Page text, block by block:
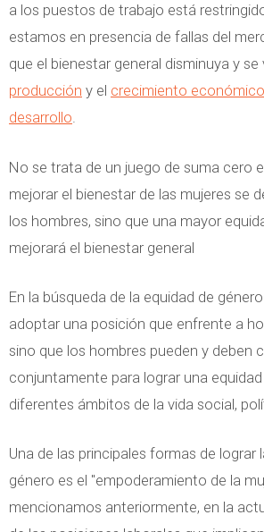
a los puestos de trabajo está
estamos en presencia de fallas del
que el bienestar general disminuya y
producción y el crecimiento económico
desarrollo.
No se trata de un juego de suma cero
mejorar el bienestar de las mujeres se
los hombres, sino que una mayor
mejorará el bienestar general
En la búsqueda de la equidad de
adoptar una posición que enfrente a
sino que los hombres pueden y deben
conjuntamente para lograr una
diferentes ámbitos de la vida social,
Una de las principales formas de lograr
género es el "empoderamiento de la
mencionamos anteriormente, en la